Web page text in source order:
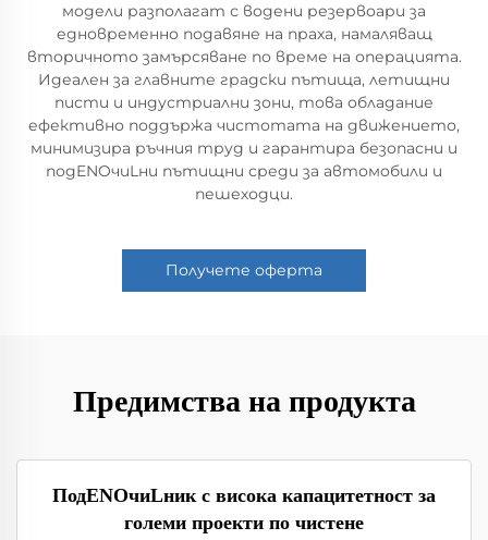
модели разполагат с водени резервоари за
едновременно подавяне на праха, намаляващ
вторичното замърсяване по време на операцията.
Идеален за главните градски пътища, летищни
писти и индустриални зони, това обладание
ефективно поддържа чистотата на движението,
минимизира ръчния труд и гарантира безопасни и
подENOчиLни пътищни среди за автомобили и
пешеходци.
Получете оферта
Предимства на продукта
ПодENOчиLник с висока капацитетност за
големи проекти по чиcтeнe